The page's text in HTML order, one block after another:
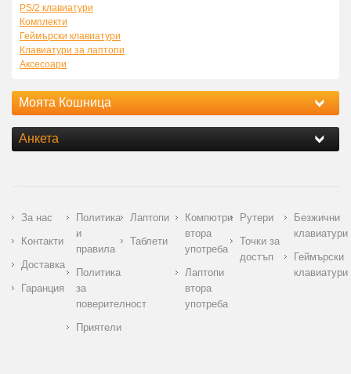
PS/2 клавиатури
Комплекти
Геймърски клавиатури
Клавиатури за лаптопи
Аксесоари
Моята Кошница
Анкета
За нас
Контакти
Доставка
Гаранция
Политика
и
правила
Политика
за
поверителност
Приятели
Лаптопи
Таблети
Компютри
втора
употреба
Лаптопи
втора
употреба
Рутери
Точки за
достъп
Безжични
клавиатури
Геймърски
клавиатури